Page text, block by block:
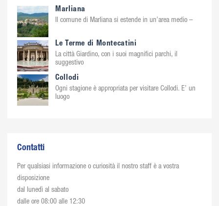
Marliana
Il comune di Marliana si estende in un’area medio –
Le Terme di Montecatini
La città Giardino, con i suoi magnifici parchi, il
suggestivo
Collodi
Ogni stagione è appropriata per visitare Collodi. E’ un
luogo
Contatti
Per qualsiasi informazione o curiosità il nostro staff è a vostra
disposizione
dal lunedì al sabato
dalle ore 08:00 alle 12:30